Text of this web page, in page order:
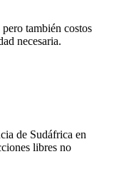
también costos
necesaria.
de Sudáfrica en
libres no